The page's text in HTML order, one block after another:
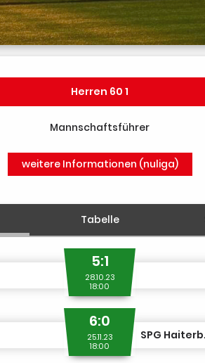
Herren 60 1
Mannschaftsführer
weitere Informationen (nuliga)
Tabelle
5:1
28.10.23
18:00
6:0
25.11.23
18:00